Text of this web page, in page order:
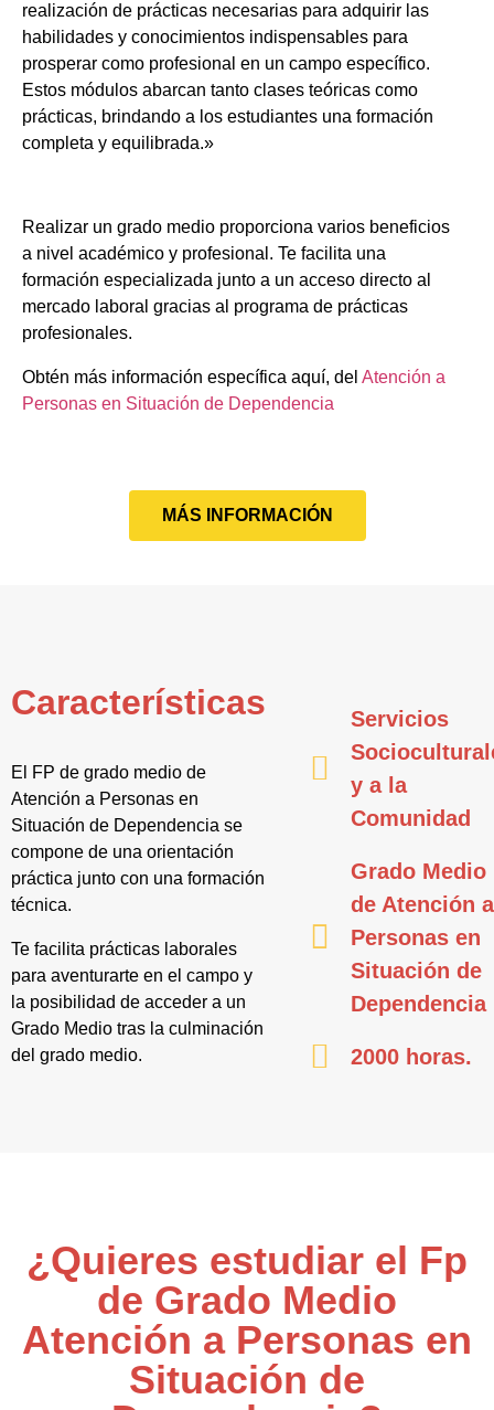
realización de prácticas necesarias para adquirir las
habilidades y conocimientos indispensables para
prosperar como profesional en un campo específico.
Estos módulos abarcan tanto clases teóricas como
prácticas, brindando a los estudiantes una formación
completa y equilibrada.»
Realizar un grado medio proporciona varios beneficios
a nivel académico y profesional. Te facilita una
formación especializada junto a un acceso directo al
mercado laboral gracias al programa de prácticas
profesionales.
Obtén más información específica aquí, del Atención a
Personas en Situación de Dependencia
MÁS INFORMACIÓN
Características
El FP de grado medio de
Atención a Personas en
Situación de Dependencia se
compone de una orientación
práctica junto con una formación
técnica.
Te facilita prácticas laborales
para aventurarte en el campo y
la posibilidad de acceder a un
Grado Medio tras la culminación
del grado medio.
Servicios
y a la
Comunidad
Grado Medio
de Atención a
Personas en
Situación de
Dependencia
2000 horas.
¿Quieres estudiar el Fp
de Grado Medio
Atención a Personas en
Situación de